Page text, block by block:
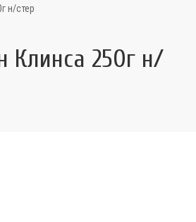
н/стер
Клинса 250г н/